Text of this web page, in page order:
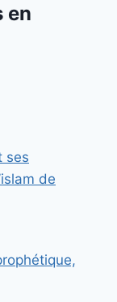
en
ses
de